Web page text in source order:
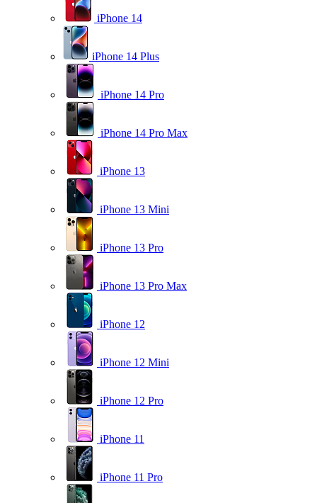
iPhone 14
iPhone 14 Plus
iPhone 14 Pro
iPhone 14 Pro Max
iPhone 13
iPhone 13 Mini
iPhone 13 Pro
iPhone 13 Pro Max
iPhone 12
iPhone 12 Mini
iPhone 12 Pro
iPhone 11
iPhone 11 Pro